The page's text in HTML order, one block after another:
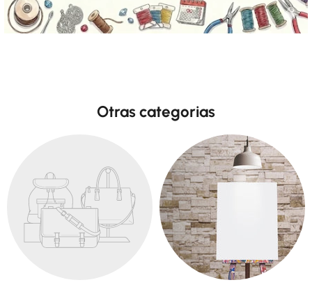
Otras categorias